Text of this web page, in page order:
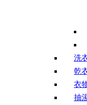
洗
乾
衣
抽